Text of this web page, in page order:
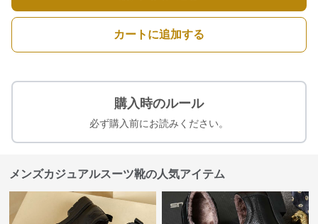
カートに追加する
購入時のルール
必ず購入前にお読みください。
メンズカジュアルスーツ靴の人気アイテム